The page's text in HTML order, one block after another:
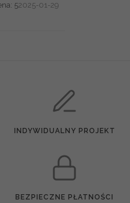
52025-01-29
INDYWIDUALNY PROJEKT
BEZPIECZNE PŁATNOŚCI